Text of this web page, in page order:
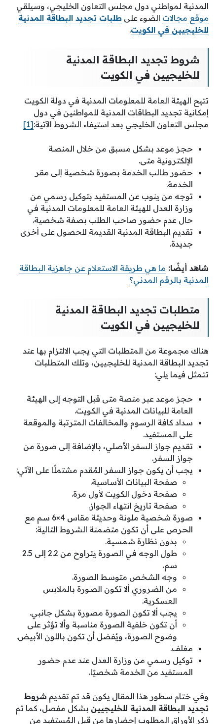
المدنية لمواطني دول مجلس التعاون الخليجي، وسيلقي
موقع مجالات الضوء على طلبات تجديد البطاقة المدنية
للخليجيين في الكويت.
شروط تجديد البطاقة المدنية
للخليجيين في الكويت
تتيح الهيئة العامة للمعلومات المدنية في دولة الكويت
إمكانية تجديد البطاقات المدنية للمواطنين في دول
مجلس التعاون الخليجي بعد استيفاء الشروط الآتية:[1]
حجز موعد بشكل مسبق من خلال المنصة
الإلكترونية متى.
حضور طالب الخدمة بصورة شخصية إلى مقر
الخدمة.
توجه من ينوب عن المستفيد بتوكيل رسمي من
وزارة العدل للهيئة العامة للمعلومات المدنية في
حال عدم حضور صاحب الطلب بصفة شخصية.
تقديم البطاقة المدنية القديمة للحصول على أخرى
جديدة.
شاهد أيضًا: ما هي طريقة الاستعلام عن جاهزية البطاقة
المدنية بالرقم المدني؟
متطلبات تجديد البطاقة المدنية
للخليجيين في الكويت
هناك مجموعة من المتطلبات التي يجب الالتزام بها عند
تجديد البطاقة المدنية للخليجيين، وتلك المتطلبات
تتمثل فيما يلي:
حجز موعد عبر منصة متى قبل التوجه إلى الهيئة
العامة للبيانات المدنية في الكويت.
سداد كافة الرسوم والمخالفات المترتبة والموقعة
على المستفيد.
تقديم جواز السفر الأصلي، بالإضافة إلى صورة من
جواز السفر.
يجب أن يكون جواز السفر المُقدم مشتملًا على الآتي:
صفحة البيانات الأساسية.
صفحة دخول الكويت لأول مرة.
صفحة تاريخ انتهاء الجواز.
صورة شخصية ملونة وحديثة مقاس 4×6 سم مع
الحرص على أن تكون متضمنة الشروط التالية:
بدون نظارة شمسية.
طول الوجه في الصورة يتراوح من 2.2 إلى 2.5
سم.
وجه الشخص متوسط الصورة.
من الضروري ألا تكون الصورة بالملابس
العسكرية.
يجب ألا تكون الصورة مصورة بشكل جانبي.
أن تكون خلفية الصورة مناسبة وألا تؤثر على
وضوح الصورة، ويُفضل أن تكون باللون الأبيض.
مغلف.
توكيل رسمي من وزارة العدل عند عدم حضور
المستفيد من الخدمة شخصيًا.
وفي ختام سطور هذا المقال يكون قد تم تقديم شروط
تجديد البطاقة المدنية للخليجيين بشكل مفصل، كما تم
ذكر الأوراق المطلوب إحضارها من قبل المُستفيد من